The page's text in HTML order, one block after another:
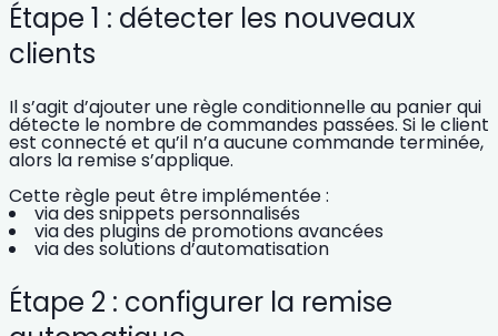
Étape 1 : détecter les nouveaux
clients
Il s’agit d’ajouter une règle conditionnelle au panier qui
détecte le nombre de commandes passées. Si le client
est connecté et qu’il n’a aucune commande terminée,
alors la remise s’applique.
Cette règle peut être implémentée :
via des snippets personnalisés
via des plugins de promotions avancées
via des solutions d’automatisation
Étape 2 : configurer la remise